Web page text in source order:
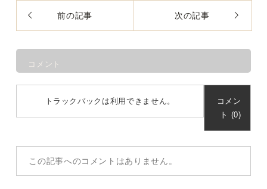
前の記事 次の記事
コメント
トラックバックは利用できません。
コメン
ト (0)
この記事へのコメントはありません。